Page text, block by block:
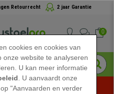
Retourrecht 2 jaar Garantie
0
cookies en cookies van
website te analyseren
U kan meer informatie
. U aanvaardt onze
"Aanvaarden en verder